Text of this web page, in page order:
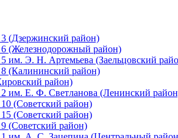
(Дзержинский район)
(Железнодорожный район)
им. Э. Н. Артемьева (Заельцовский
(Калининский район)
район)
им. Е. Ф. Светланова (Ленинский
(Советский район)
(Советский район)
(Советский район)